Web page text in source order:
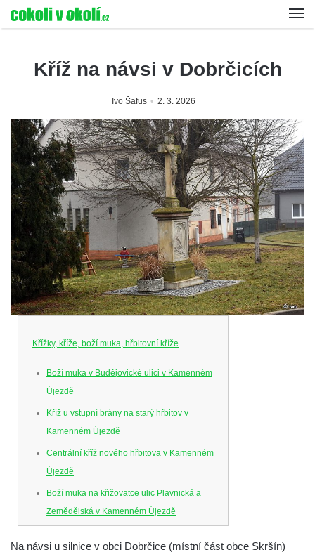
Kříž na návsi v Dobrčicích
Ivo Šafus 2. 3. 2026
Křížky, kříže, boží muka, hřbitovní kříže
Boží muka v Budějovické ulici v Kamenném
Újezdě
Kříž u vstupní brány na starý hřbitov v
Kamenném Újezdě
Centrální kříž nového hřbitova v Kamenném
Újezdě
Boží muka na křižovatce ulic Plavnická a
Zemědělská v Kamenném Újezdě
v Kamenném Újezdě
Na návsi u silnice v obci Dobrčice (místní část obce Skršín)